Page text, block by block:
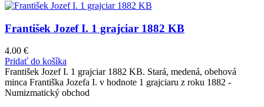
František Jozef I. 1 grajciar 1882 KB
4.00 €
Pridať do košíka
František Jozef I. 1 grajciar 1882 KB. Stará, medená, obehová
minca Františka Jozefa I. v hodnote 1 grajciaru z roku 1882 -
Numizmatický obchod